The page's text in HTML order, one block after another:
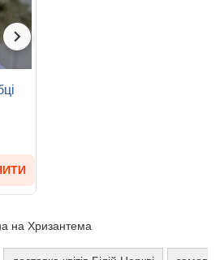
на Хризантема